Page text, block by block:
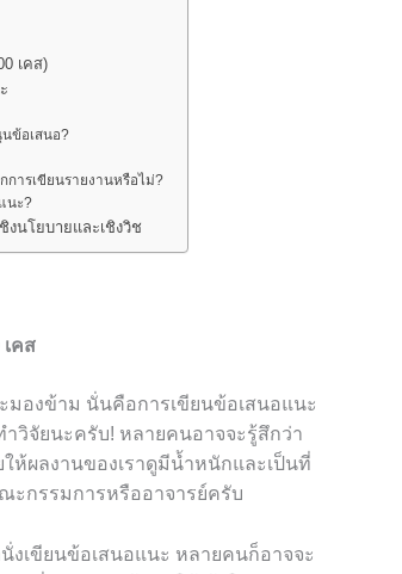
เคส)
ข้อเสนอ?
ารเขียนรายงานหรือไม่?
นะ?
นโยบายและเชิงวิช
คส
องข้าม นั่นคือการเขียนข้อเสนอแนะ
วิจัยนะครับ! หลายคนอาจจะรู้สึกว่า
ห้ผลงานของเราดูมีน้ำหนักและเป็นที่
ะกรรมการหรืออาจารย์ครับ
เขียนข้อเสนอแนะ หลายคนก็อาจจะ